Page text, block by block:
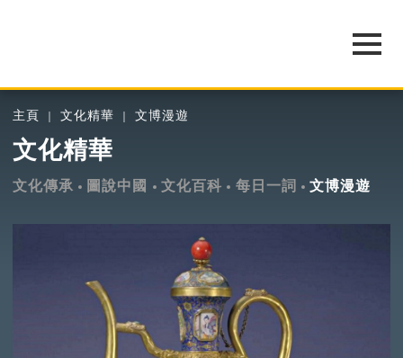
主頁 文化精華 文博漫遊
文化精華
文化傳承 圖說中國 文化百科 每日一詞 文博漫遊